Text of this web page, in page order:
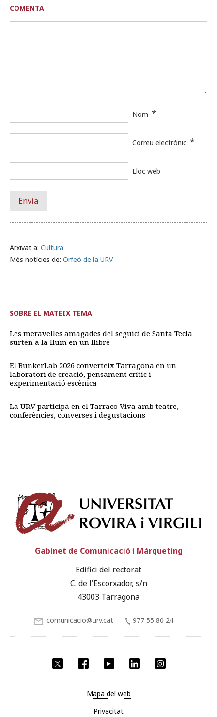
Arxivat a: Cultura
Més notícies de: Orfeó de la URV
COMENTA
Nom *
Correu electrònic *
Lloc web
SOBRE EL MATEIX TEMA
Les meravelles amagades del seguici de Santa Tecla
surten a la llum en un llibre
El BunkerLab 2026 converteix Tarragona en un
laboratori de creació, pensament crític i
experimentació escènica
La URV participa en el Tarraco Viva amb teatre,
conferències, converses i degustacions
Facebook YouTube LinkedIn
Gabinet de Comunicació i Màrqueting
Edifici del rectorat
C. de l'Escorxador, s/n
43003 Tarragona
comunicacio@urv.cat 977 55 80 24
Mapa del web
Privacitat